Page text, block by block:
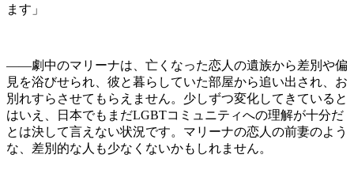
ます」
——劇中のマリーナは、亡くなった恋人の遺族から差別や偏
見を浴びせられ、彼と暮らしていた部屋から追い出され、お
別れすらさせてもらえません。少しずつ変化してきていると
はいえ、日本でもまだLGBTコミュニティへの理解が十分だ
とは決して言えない状況です。マリーナの恋人の前妻のよう
な、差別的な人も少なくないかもしれません。